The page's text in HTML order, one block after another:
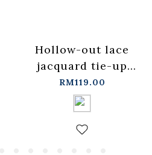
Hollow-out lace
jacquard tie-up
sheer shirt -
black【01025766】
in stock+pre-order
RM119.00